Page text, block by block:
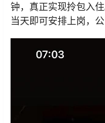
钟，真正实现拎包入
当天即可安排上岗，